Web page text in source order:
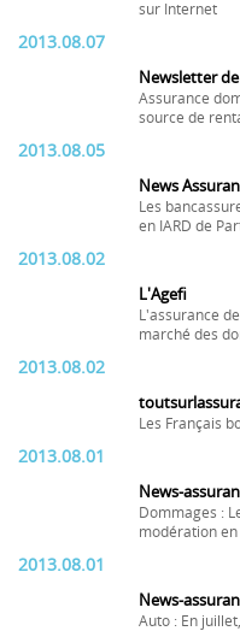
sur Internet
2013.08.07
Newsletter
Assurance
source de
2013.08.05
News
Les
en IARD de
2013.08.02
L'Agefi
L'assurance
marché des
2013.08.02
Les Français
2013.08.01
News-
Dommages :
modération
2013.08.01
News-
Auto : En